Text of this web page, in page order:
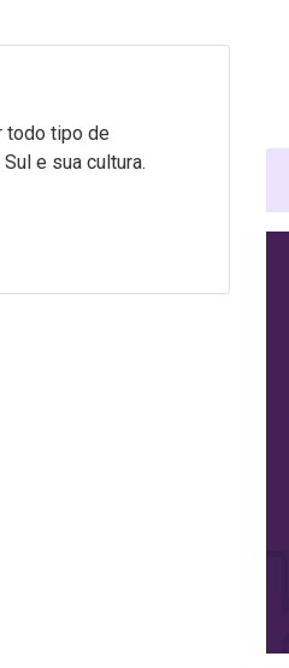
todo tipo de
e sua cultura.